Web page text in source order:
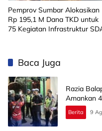
Pemprov Sumbar Alokasikan
Rp 195,1 M Dana TKD untuk
75 Kegiatan Infrastruktur
Baca Juga
Razia
Amankan
Berita 9